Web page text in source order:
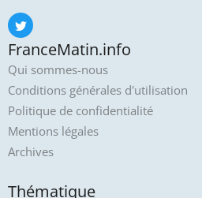
FranceMatin.info
Qui sommes-nous
Conditions générales d'utilisation
Politique de confidentialité
Mentions légales
Archives
Thématique